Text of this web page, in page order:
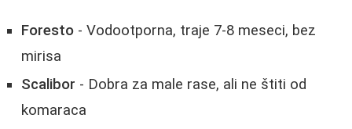
Foresto - Vodootporna, traje 7-8 meseci, bez
mirisa
Scalibor - Dobra za male rase, ali ne štiti od
komaraca